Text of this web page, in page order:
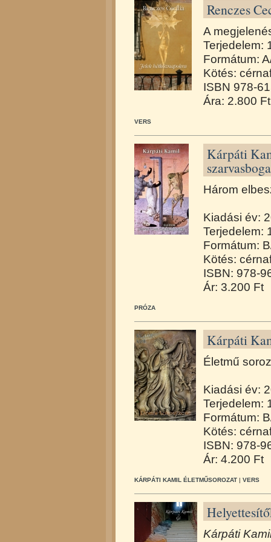
Renczes
A
Terjedelem:
Formátum:
Kötés:
ISBN 978-
Ára: 2.800 Ft
VERS
Kárpáti
Három
Kiadási év:
Terjedelem:
Formátum:
Kötés:
ISBN: 978-
Ár: 3.200 Ft
PRÓZA
Kárpáti
Életmű
Kiadási év:
Terjedelem:
Formátum:
Kötés:
ISBN: 978-
Ár: 4.200 Ft
KÁRPÁTI KAMIL ÉLETMŰSOROZAT | VERS
Kárpáti